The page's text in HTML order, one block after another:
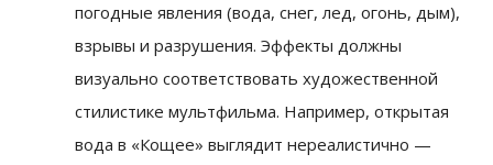
погодные явления (вода, снег, лед, огонь, дым),
взрывы и разрушения. Эффекты должны
визуально соответствовать художественной
стилистике мультфильма. Например, открытая
вода в «Кощее» выглядит нереалистично —